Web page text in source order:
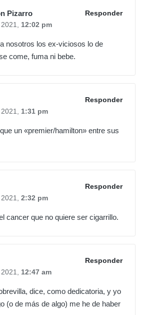
Pizarro
Responder
12:02 pm
nosotros los ex-viciosos lo de
come, fuma ni bebe.
Responder
1:31 pm
un «premier/hamilton» entre sus
Responder
2:32 pm
cancer que no quiere ser cigarrillo.
Responder
12:47 am
dice, como dedicatoria, y yo
(o de más de algo) me he de haber